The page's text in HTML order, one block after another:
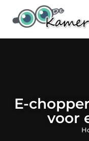
E-
voor